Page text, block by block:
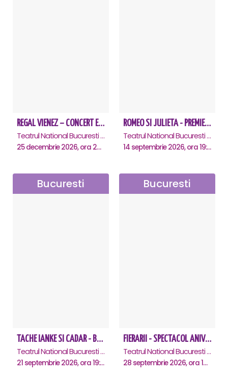
REGAL VIENEZ – CONCERT EXTRAORDINAR DE CRACIUN - Bucuresti
Teatrul National Bucuresti - Sala Ion Caramitru, Bucuresti
25 decembrie 2026, ora 20:00
ROMEO SI JULIETA - PREMIERA OFICIALA - Bucuresti
Teatrul National Bucuresti - Sala Ion Caramitru, Bucuresti
14 septembrie 2026, ora 19:00
Bucuresti
TACHE IANKE SI CADAR - Bucuresti
Teatrul National Bucuresti - Sala Ion Caramitru, Bucuresti
21 septembrie 2026, ora 19:00
Bucuresti
FIERARII - SPECTACOL ANIVERSAR GEORGE MIHĂIȚĂ
Teatrul National Bucuresti - Sala Ion Caramitru, Bucuresti
28 septembrie 2026, ora 19:00